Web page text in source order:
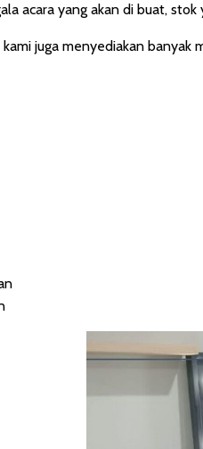
acara yang akan di buat,
juga menyediakan